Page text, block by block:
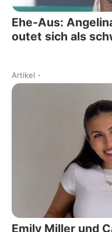
Ehe-Aus:
outet sich als
Artikel -
Emily Miller und